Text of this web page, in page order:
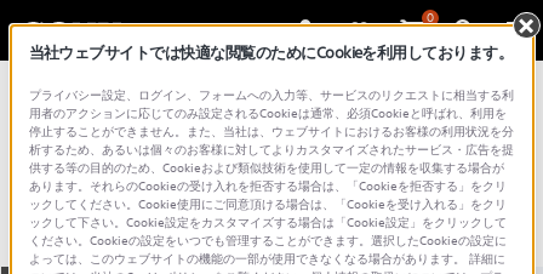
0
総合サポート・お問い合わせ CDラジオ・ラジカセ
CF-3800
当社ウェブサイトでは快適な閲覧のためにCookieを利用しております。
プライバシー設定、ログイン、フォームへの入力等、サービスのリクエストに相当する利
用者のアクションに応じてのみ設定されるCookieは通常、必須Cookieと呼ばれ、利用を
停止することができません。また、当社は、ウェブサイトにおけるお客様の利用状況を分
析するため、あるいは個々のお客様に対してよりカスタマイズされたサービス・広告を提
供する等の目的のため、Cookieおよび類似技術を使用して一定の情報を収集する場合が
あります。それらのCookieの受け入れを拒否する場合は、「Cookieを拒否する」をクリ
ックしてください。Cookie使用にご同意頂ける場合は、「Cookieを受け入れる」をクリ
ックして下さい。Cookie設定をカスタマイズする場合は「Cookie設定」をクリックして
ください。Cookieの設定をいつでも管理することができます。選択したCookieの設定に
よっては、このウェブサイトの機能の一部が使用できなくなる場合があります。 詳細に